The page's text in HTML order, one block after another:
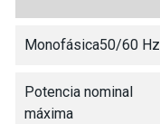
Monofásica50/60 Hz
Potencia nominal
máxima